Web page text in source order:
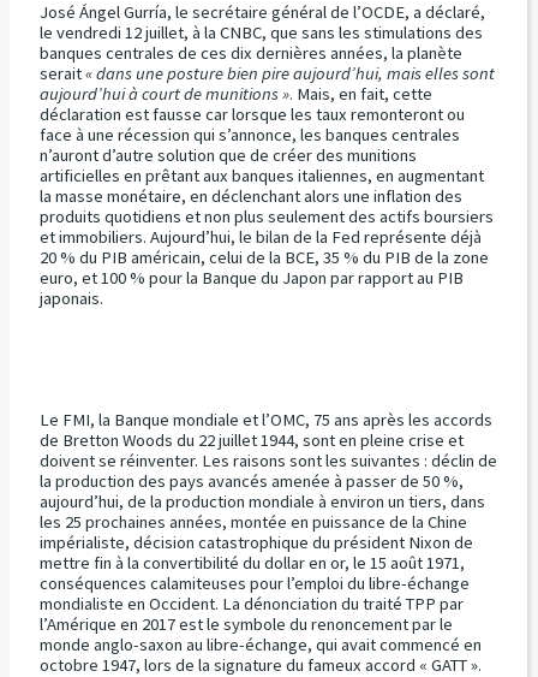
José Ángel Gurría, le secrétaire général de l’OCDE, a déclaré,
le vendredi 12 juillet, à la CNBC, que sans les stimulations des
banques centrales de ces dix dernières années, la planète
serait« dans une posture bien pire aujourd’hui, mais elles sont
aujourd’hui à court de munitions ». Mais, en fait, cette
déclaration est fausse car lorsque les taux remonteront ou
face à une récession qui s’annonce, les banques centrales
n’auront d’autre solution que de créer des munitions
artificielles en prêtant aux banques italiennes, en augmentant
la masse monétaire, en déclenchant alors une inflation des
produits quotidiens et non plus seulement des actifs boursiers
et immobiliers. Aujourd’hui, le bilan de la Fed représente déjà
20 % du PIB américain, celui de la BCE, 35 % du PIB de la zone
euro, et 100 % pour la Banque du Japon par rapport au PIB
japonais.
Le FMI, la Banque mondiale et l’OMC, 75 ans après les accords
de Bretton Woods du 22 juillet 1944, sont en pleine crise et
doivent se réinventer. Les raisons sont les suivantes : déclin de
la production des pays avancés amenée à passer de 50 %,
aujourd’hui, de la production mondiale à environ un tiers, dans
les 25 prochaines années, montée en puissance de la Chine
impérialiste, décision catastrophique du président Nixon de
mettre fin à la convertibilité du dollar en or, le 15 août 1971,
conséquences calamiteuses pour l’emploi du libre-échange
mondialiste en Occident. La dénonciation du traité TPP par
l’Amérique en 2017 est le symbole du renoncement par le
monde anglo-saxon au libre-échange, qui avait commencé en
octobre 1947, lors de la signature du fameux accord « GATT ».